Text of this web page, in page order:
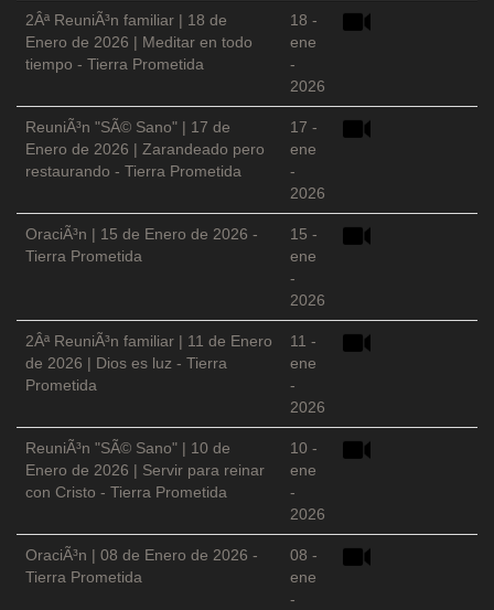
2Âª ReuniÃ³n familiar | 18 de
Enero de 2026 | Meditar en todo
tiempo - Tierra Prometida
18 -
ene
-
2026
ReuniÃ³n "SÃ© Sano" | 17 de
Enero de 2026 | Zarandeado pero
restaurando - Tierra Prometida
17 -
ene
-
2026
OraciÃ³n | 15 de Enero de 2026 -
Tierra Prometida
15 -
ene
-
2026
2Âª ReuniÃ³n familiar | 11 de Enero
de 2026 | Dios es luz - Tierra
Prometida
11 -
ene
-
2026
ReuniÃ³n "SÃ© Sano" | 10 de
Enero de 2026 | Servir para reinar
con Cristo - Tierra Prometida
10 -
ene
-
2026
OraciÃ³n | 08 de Enero de 2026 -
Tierra Prometida
08 -
ene
-